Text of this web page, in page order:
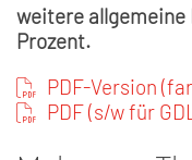
weitere allgemeine
Prozent.
PDF-Version
PDF (s/w für